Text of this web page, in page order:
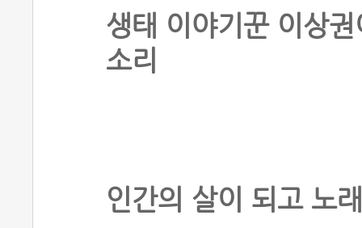
생태 이야기꾼 이상
소리
인간의 살이 되고 노